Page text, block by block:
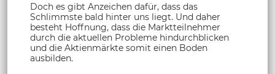
Doch es gibt Anzeichen dafür, dass das
Schlimmste bald hinter uns liegt. Und daher
besteht Hoffnung, dass die Marktteilnehmer
durch die aktuellen Probleme hindurchblicken
und die Aktienmärkte somit einen Boden
ausbilden.